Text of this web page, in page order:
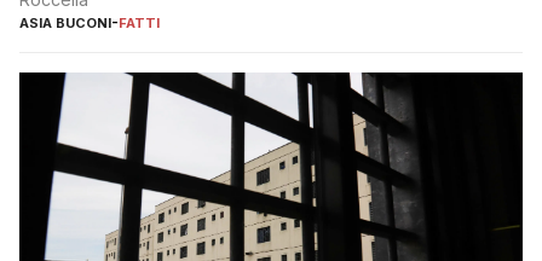
ASIA BUCONI-FATTI